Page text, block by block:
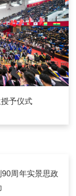
予仪式
周年实景思政